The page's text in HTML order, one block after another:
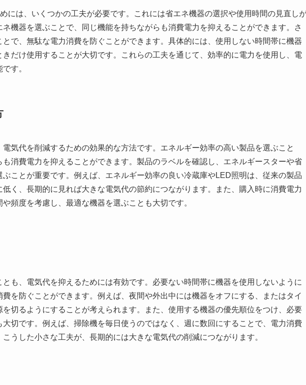
には、いくつかの工夫が必要です。これには省エネ機器の選択や使用時間の見直し
機器を選ぶことで、同じ機能を持ちながらも消費電力を抑えることができます。さ
とで、無駄な電力消費を防ぐことができます。具体的には、使用しない時間帯に機器
きだけ使用することが大切です。これらの工夫を通じて、効率的に電力を使用し、電
す。
気代を削減するための効果的な方法です。エネルギー効率の高い製品を選ぶこと
消費電力を抑えることができます。製品のラベルを確認し、エネルギースターや省
ことが重要です。例えば、エネルギー効率の良い冷蔵庫やLED照明は、従来の製品
く、長期的に見れば大きな電気代の節約につながります。また、購入時に消費電力
頻度を考慮し、最適な機器を選ぶことも大切です。
も、電気代を抑えるためには有効です。必要ない時間帯に機器を使用しないように
を防ぐことができます。例えば、夜間や外出中には機器をオフにする、またはタイ
切るようにすることが考えられます。また、使用する機器の優先順位をつけ、必要
切です。例えば、掃除機を毎日使うのではなく、週に数回にすることで、電力消費
うした小さな工夫が、長期的には大きな電気代の削減につながります。